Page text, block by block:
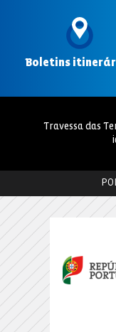
Boletins
Travessa das